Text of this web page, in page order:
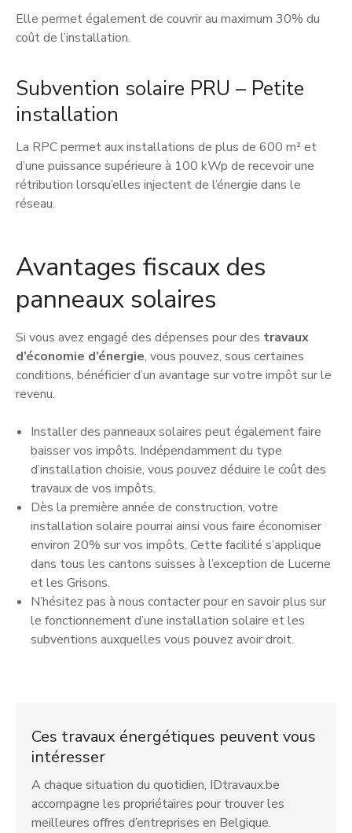
Elle permet également de couvrir au maximum 30% du
coût de l’installation.
Subvention solaire PRU – Petite
installation
La RPC permet aux installations de plus de 600 m² et
d’une puissance supérieure à 100 kWp de recevoir une
rétribution lorsqu’elles injectent de l’énergie dans le
réseau.
Avantages fiscaux des
panneaux solaires
Si vous avez engagé des dépenses pour des travaux
d’économie d’énergie, vous pouvez, sous certaines
conditions, bénéficier d’un avantage sur votre impôt sur le
revenu.
Installer des panneaux solaires peut également faire
baisser vos impôts. Indépendamment du type
d’installation choisie, vous pouvez déduire le coût des
travaux de vos impôts.
Dès la première année de construction, votre
installation solaire pourrai ainsi vous faire économiser
environ 20% sur vos impôts. Cette facilité s’applique
dans tous les cantons suisses à l’exception de Lucerne
et les Grisons.
N’hésitez pas à nous contacter pour en savoir plus sur
le fonctionnement d’une installation solaire et les
subventions auxquelles vous pouvez avoir droit.
Ces travaux énergétiques peuvent vous
intéresser
A chaque situation du quotidien, IDtravaux.be
accompagne les propriétaires pour trouver les
meilleures offres d’entreprises en Belgique.